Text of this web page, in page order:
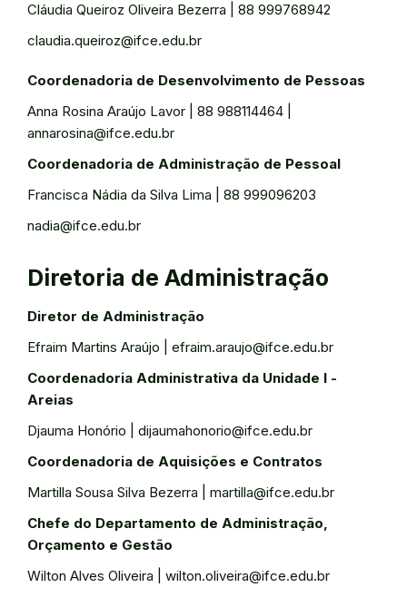
Cláudia Queiroz Oliveira Bezerra | 88 999768942
claudia.queiroz@ifce.edu.br
Coordenadoria de Desenvolvimento de Pessoas
Anna Rosina Araújo Lavor | 88 988114464 |
annarosina@ifce.edu.br
Coordenadoria de Administração de Pessoal
Francisca Nádia da Silva Lima | 88 999096203
nadia@ifce.edu.br
Diretoria de Administração
Diretor de Administração
Efraim Martins Araújo | efraim.araujo@ifce.edu.br
Coordenadoria Administrativa da Unidade I -
Areias
Djauma Honório | dijaumahonorio@ifce.edu.br
Coordenadoria de Aquisições e Contratos
Martilla Sousa Silva Bezerra | martilla@ifce.edu.br
Chefe do Departamento de Administração,
Orçamento e Gestão
Wilton Alves Oliveira | wilton.oliveira@ifce.edu.br